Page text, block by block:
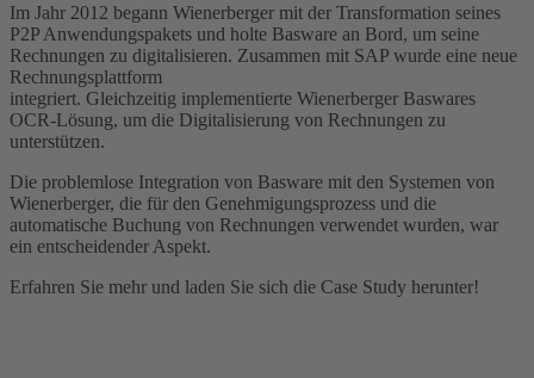
Im Jahr 2012 begann Wienerberger mit der Transformation seines
P2P Anwendungspakets und holte Basware an Bord, um seine
Rechnungen zu digitalisieren. Zusammen mit SAP wurde eine neue
Rechnungsplattform
integriert. Gleichzeitig implementierte Wienerberger Baswares
OCR-Lösung, um die Digitalisierung von Rechnungen zu
unterstützen.
Die problemlose Integration von Basware mit den Systemen von
Wienerberger, die für den Genehmigungsprozess und die
automatische Buchung von Rechnungen verwendet wurden, war
ein entscheidender Aspekt.
Erfahren Sie mehr und laden Sie sich die Case Study herunter!